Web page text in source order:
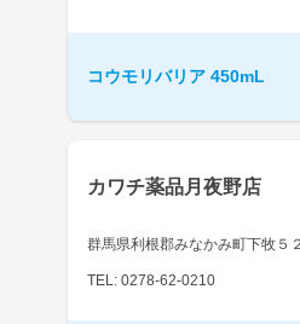
コウモリバリア 450mL
カワチ薬品月夜野店
群馬県利根郡みなかみ町下牧５
TEL: 0278-62-0210